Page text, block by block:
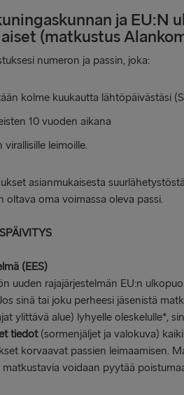
ja EU:N
(matkustus
numeron ja passin, joka:
kolme kuukautta lähtöpäivästäsi
10 vuoden aikana
leimoille.
asianmukaisesta
oltava oma voimassa oleva passi.
(EES)
uuden rajajärjestelmän EU:n
sinä tai joku perheesi jäsenistä
ylittävä alue) lyhyelle oleskelulle*,
tiedot(sormenjäljet ja valokuva)
korvaavat passien leimaamisen.
matkustavia voidaan pyytää